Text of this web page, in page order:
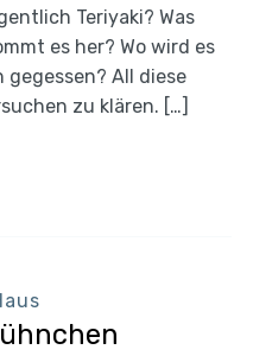
Teriyaki? Was
es her? Wo wird es
All diese
zu klären. […]